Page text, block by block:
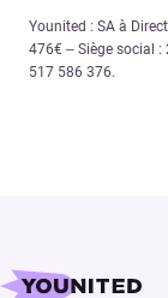
Younited : SA à
476€ – Siège social :
517 586 376.